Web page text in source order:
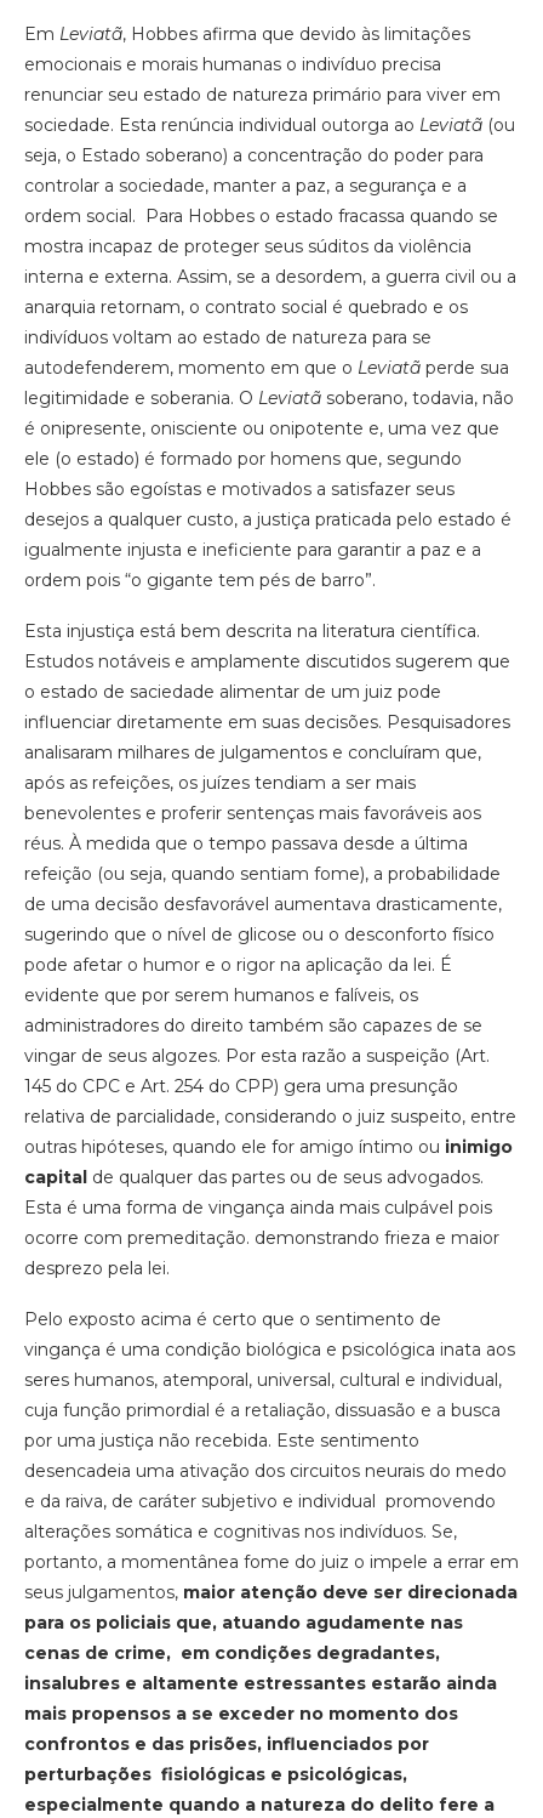
Em Leviatã, Hobbes afirma que devido às limitações
emocionais e morais humanas o indivíduo precisa
renunciar seu estado de natureza primário para viver em
sociedade. Esta renúncia individual outorga ao Leviatã (ou
seja, o Estado soberano) a concentração do poder para
controlar a sociedade, manter a paz, a segurança e a
ordem social. Para Hobbes o estado fracassa quando se
mostra incapaz de proteger seus súditos da violência
interna e externa. Assim, se a desordem, a guerra civil ou a
anarquia retornam, o contrato social é quebrado e os
indivíduos voltam ao estado de natureza para se
autodefenderem, momento em que o Leviatã perde sua
legitimidade e soberania. O Leviatã soberano, todavia, não
é onipresente, onisciente ou onipotente e, uma vez que
ele (o estado) é formado por homens que, segundo
Hobbes são egoístas e motivados a satisfazer seus
desejos a qualquer custo, a justiça praticada pelo estado é
igualmente injusta e ineficiente para garantir a paz e a
ordem pois “o gigante tem pés de barro”.
Esta injustiça está bem descrita na literatura científica.
Estudos notáveis e amplamente discutidos sugerem que
o estado de saciedade alimentar de um juiz pode
influenciar diretamente em suas decisões. Pesquisadores
analisaram milhares de julgamentos e concluíram que,
após as refeições, os juízes tendiam a ser mais
benevolentes e proferir sentenças mais favoráveis aos
réus. À medida que o tempo passava desde a última
refeição (ou seja, quando sentiam fome), a probabilidade
de uma decisão desfavorável aumentava drasticamente,
sugerindo que o nível de glicose ou o desconforto físico
pode afetar o humor e o rigor na aplicação da lei. É
evidente que por serem humanos e falíveis, os
administradores do direito também são capazes de se
vingar de seus algozes. Por esta razão a suspeição (Art.
145 do CPC e Art. 254 do CPP) gera uma presunção
relativa de parcialidade, considerando o juiz suspeito, entre
outras hipóteses, quando ele for amigo íntimo ou inimigo
capital de qualquer das partes ou de seus advogados.
Esta é uma forma de vingança ainda mais culpável pois
ocorre com premeditação. demonstrando frieza e maior
desprezo pela lei.
Pelo exposto acima é certo que o sentimento de
vingança é uma condição biológica e psicológica inata aos
seres humanos, atemporal, universal, cultural e individual,
cuja função primordial é a retaliação, dissuasão e a busca
por uma justiça não recebida. Este sentimento
desencadeia uma ativação dos circuitos neurais do medo
e da raiva, de caráter subjetivo e individual promovendo
alterações somática e cognitivas nos indivíduos. Se,
portanto, a momentânea fome do juiz o impele a errar em
seus julgamentos, maior atenção deve ser direcionada
para os policiais que, atuando agudamente nas
cenas de crime, em condições degradantes,
insalubres e altamente estressantes estarão ainda
mais propensos a se exceder no momento dos
confrontos e das prisões, influenciados por
perturbações fisiológicas e psicológicas,
especialmente quando a natureza do delito fere a